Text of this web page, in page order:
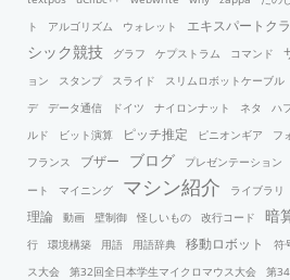
ト
アルゴリズム ウォレット エキスパートク
シック競技
グラフ ケプストラム コマンド
ョン
スタンプ スライド スリムロボットケーブル
デ
データ通信 ドイツ ナイロンナット ネタ ハ
ルド
ビット演算 ピッチ推定 ピニオンギア フ
フランス
ブザー ブログ プレゼンテーション
ート
マイニング マシン紹介 ライブラリ
理論
動画 壁制御 怪しいもの 改行コード 暗
行
環境構築 用語 用語辞典 移動ロボット 符
ス大会
第32回全日本学生マイクロマウス大会
第